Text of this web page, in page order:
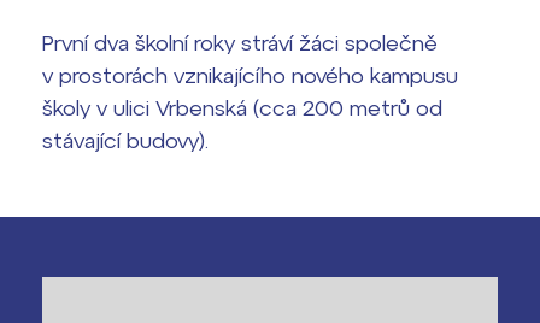
První dva školní roky stráví žáci společně
v prostorách vznikajícího nového kampusu
školy v ulici Vrbenská (cca 200 metrů od
stávající budovy).